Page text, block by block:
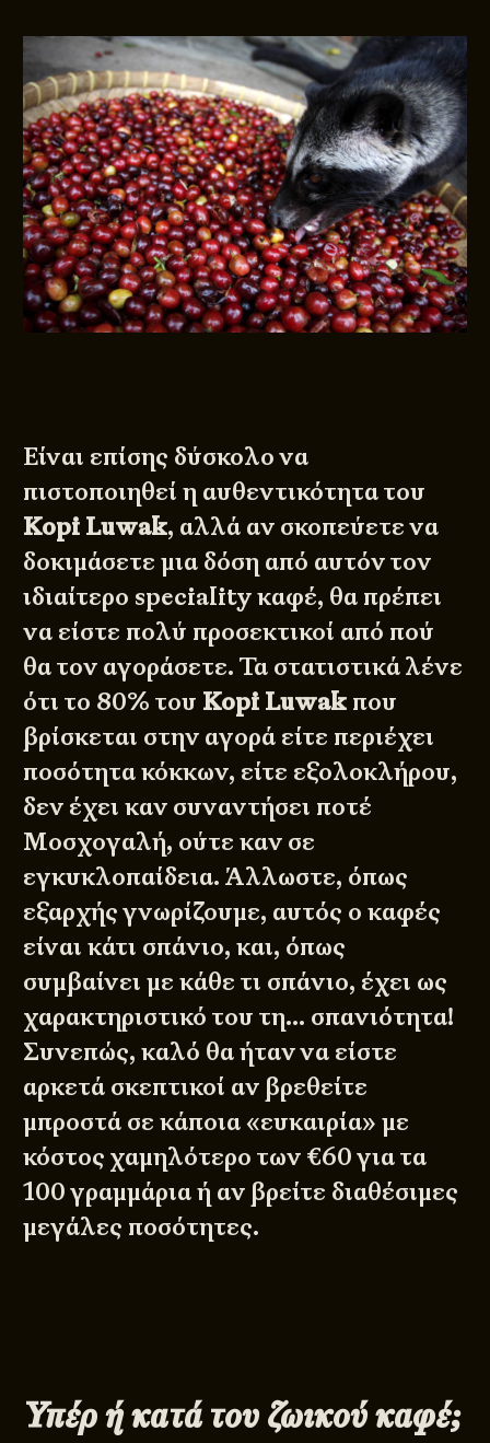
Είναι επίσης δύσκολο να
πιστοποιηθεί η αυθεντικότητα του
Kopi Luwak, αλλά αν σκοπεύετε να
δοκιμάσετε μια δόση από αυτόν τον
ιδιαίτερο speciality καφέ, θα πρέπει
να είστε πολύ προσεκτικοί από πού
θα τον αγοράσετε. Τα στατιστικά λένε
ότι το 80% του Kopi Luwak που
βρίσκεται στην αγορά είτε περιέχει
ποσότητα κόκκων, είτε εξολοκλήρου,
δεν έχει καν συναντήσει ποτέ
Μοσχογαλή, ούτε καν σε
εγκυκλοπαίδεια. Άλλωστε, όπως
εξαρχής γνωρίζουμε, αυτός ο καφές
είναι κάτι σπάνιο, και, όπως
συμβαίνει με κάθε τι σπάνιο, έχει ως
χαρακτηριστικό του τη… σπανιότητα!
Συνεπώς, καλό θα ήταν να είστε
αρκετά σκεπτικοί αν βρεθείτε
μπροστά σε κάποια «ευκαιρία» με
κόστος χαμηλότερο των €60 για τα
100 γραμμάρια ή αν βρείτε διαθέσιμες
μεγάλες ποσότητες.
Υπέρ ή κατά του ζωικού καφέ;